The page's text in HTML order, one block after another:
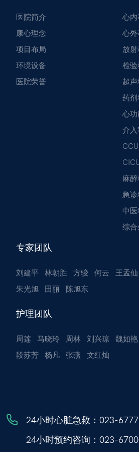
医院简介
康心理念
项目布局
环境设备
医院荣誉
心内
心外
放
检验
超
药剂
心功
介入
CCU
麻
急诊
中
综
专家团队
刘建平 林朝胜 方骏 何云 王孟仙
朱光旭
田丽 陈旭东
护理团队
周莲 马晓玲 周林 刘兴琼 魏如艳
段苏芳
杨凡 张燕 文红灿
24小时心脏急救： 023-
24小时预约咨询： 023-